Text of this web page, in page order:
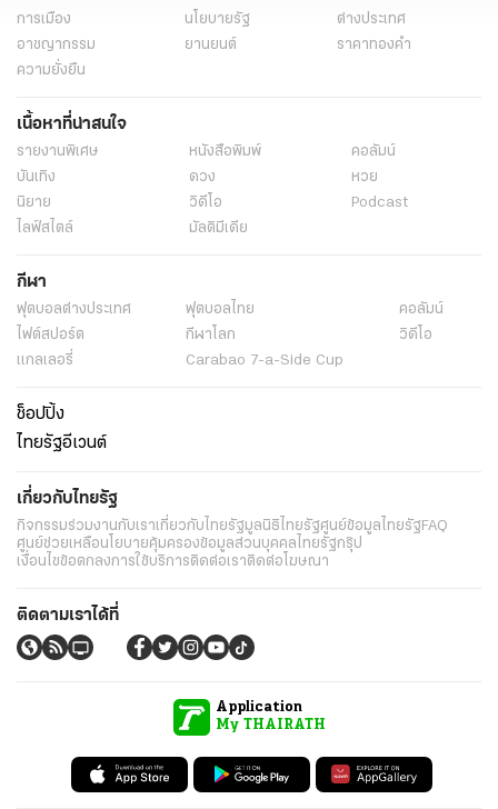
ข่าวต่างประเทศ ไทยรัฐออนไลน์ เรื่องเด่น ข่าววันนี้ รัชทายาท
เจ้าชายวิลเลียม เจ้าชายจอร์จ เจ้าหญิงชาร์ลอตต์
การเมือง
นโยบายรัฐ
ต่างประเทศ
อาชญากรรม
ยานยนต์
ราคาทองคำ
ความยั่งยืน
เนื้อหาที่น่าสนใจ
รายงานพิเศษ หนังสือพิมพ์
คอลัมน์
บันเทิง
ดวง
หวย
นิยาย
วิดีโอ
Podcast
ไลฟ์สไตล์
มัลติมีเดีย
กีฬา
ฟุตบอลต่่างประเทศ ฟุตบอลไทย
คอลัมน์
ไฟต์สปอร์ต
กีฬาโลก
วิดีโอ
แกลเลอรี่
Carabao 7-a-Side Cup
ช็อปปิ้ง
ไทยรัฐอีเวนต์
เกี่ยวกับไทยรัฐ
กิจกรรมร่วมงานกับเราเกี่ยวกับไทยรัฐมูลนิธิไทยรัฐศูนย์ข้อมูลไทยรัฐFAQ
ศูนย์ช่วยเหลือนโยบายคุ้มครองข้อมูลส่วนบุคคลไทยรัฐกรุ๊ป
เงื่อนไขข้อตกลงการใช้บริการติดต่อเราติดต่อโฆษณา
ติดตามเราได้ที่
Application
My THAIRATH